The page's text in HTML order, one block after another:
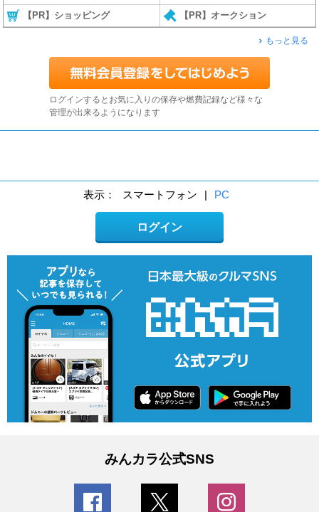
【PR】ショッピング 【PR】オークション
もっと見る
ログインするとお気に入りの保存や燃費記録など様々な
管理が出来るようになります
表示： スマートフォン PC
ログイン
みんカラ公式SNS